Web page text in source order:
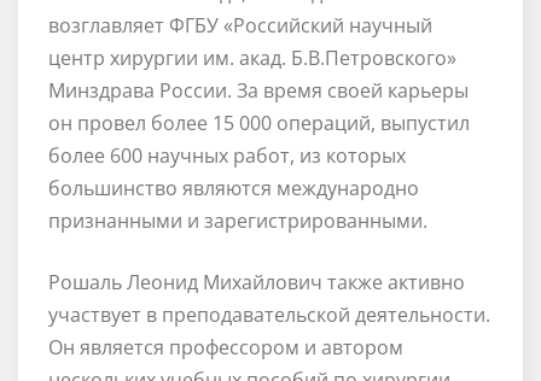
возглавляет ФГБУ «Российский научный
центр хирургии им. акад. Б.В.Петровского»
Минздрава России. За время своей карьеры
он провел более 15 000 операций, выпустил
более 600 научных работ, из которых
большинство являются международно
признанными и зарегистрированными.
Рошаль Леонид Михайлович также активно
участвует в преподавательской деятельности.
Он является профессором и автором